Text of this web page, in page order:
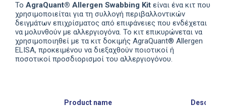
Το AgraQuant® Allergen Swabbing Kitείναι ένα κιτ που
χρησιμοποιείται για τη συλλογή περιβαλλοντικών
δειγμάτων επιχρίσματος από επιφάνειες που ενδέχεται
να μολυνθούν με αλλεργιογόνα. Το κιτ επικυρώνεται να
χρησιμοποιηθεί με τα κιτ δοκιμής AgraQuant® Allergen
ELISA, προκειμένου να διεξαχθούν ποιοτικοί ή
ποσοτικοί προσδιορισμοί του αλλεργιογόνου.
Product name